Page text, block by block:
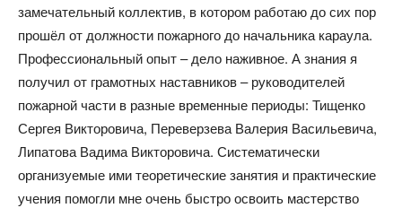
замечательный коллектив, в котором работаю до сих пор
прошёл от должности пожарного до начальника караула.
Профессиональный опыт – дело наживное. А знания я
получил от грамотных наставников – руководителей
пожарной части в разные временные периоды: Тищенко
Сергея Викторовича, Переверзева Валерия Васильевича,
Липатова Вадима Викторовича. Систематически
организуемые ими теоретические занятия и практические
учения помогли мне очень быстро освоить мастерство